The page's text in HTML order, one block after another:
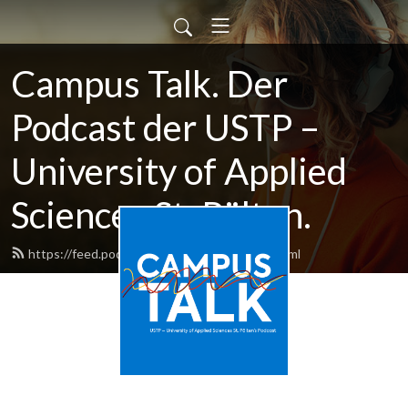
Campus Talk. Der
Podcast der USTP –
University of Applied
Sciences St. Pölten.
https://feed.podbean.com/ustpwissen/feed.xml